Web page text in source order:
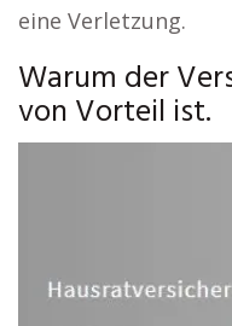
eine Verletzung.
Warum der
von Vorteil ist.